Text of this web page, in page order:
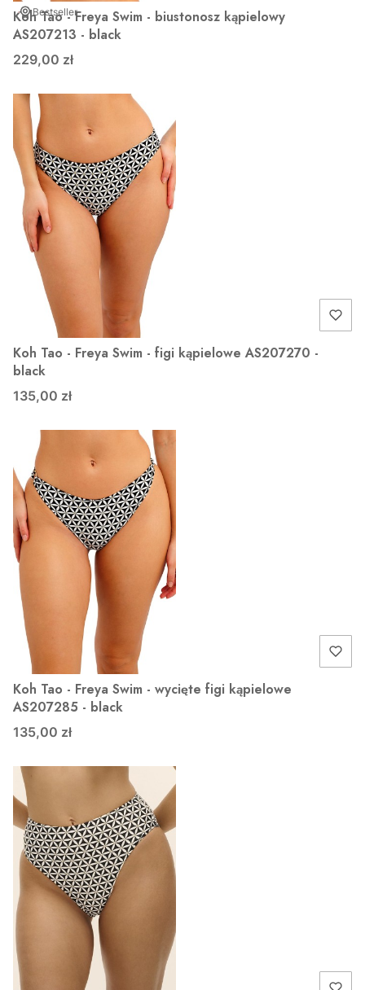
Bestseller
Koh Tao - Freya Swim - biustonosz kąpielowy
AS207213 - black
229,00 zł
Koh Tao - Freya Swim - figi kąpielowe AS207270 -
black
135,00 zł
Koh Tao - Freya Swim - wycięte figi kąpielowe
AS207285 - black
135,00 zł